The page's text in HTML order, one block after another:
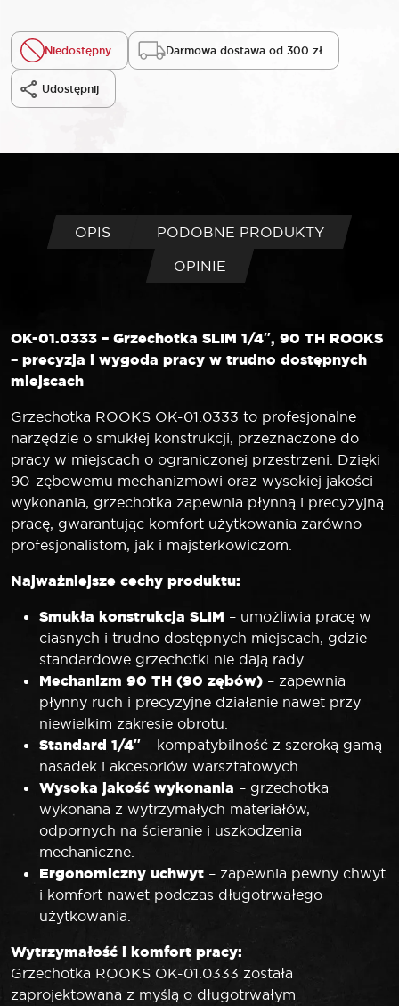
Niedostępny Darmowa dostawa od 300 zł
Udostępnij
OPIS
PODOBNE PRODUKTY
OPINIE
OK-01.0333 – Grzechotka SLIM 1/4″, 90 TH ROOKS
– precyzja i wygoda pracy w trudno dostępnych
miejscach
Grzechotka ROOKS OK-01.0333 to profesjonalne
narzędzie o smukłej konstrukcji, przeznaczone do
pracy w miejscach o ograniczonej przestrzeni. Dzięki
90-zębowemu mechanizmowi oraz wysokiej jakości
wykonania, grzechotka zapewnia płynną i precyzyjną
pracę, gwarantując komfort użytkowania zarówno
profesjonalistom, jak i majsterkowiczom.
Najważniejsze cechy produktu:
Smukła konstrukcja SLIM – umożliwia pracę w
ciasnych i trudno dostępnych miejscach, gdzie
standardowe grzechotki nie dają rady.
Mechanizm 90 TH (90 zębów) – zapewnia
płynny ruch i precyzyjne działanie nawet przy
niewielkim zakresie obrotu.
Standard 1/4″ – kompatybilność z szeroką gamą
nasadek i akcesoriów warsztatowych.
Wysoka jakość wykonania – grzechotka
wykonana z wytrzymałych materiałów,
odpornych na ścieranie i uszkodzenia
mechaniczne.
Ergonomiczny uchwyt – zapewnia pewny chwyt
i komfort nawet podczas długotrwałego
użytkowania.
Wytrzymałość i komfort pracy:
Grzechotka ROOKS OK-01.0333 została
zaprojektowana z myślą o długotrwałym